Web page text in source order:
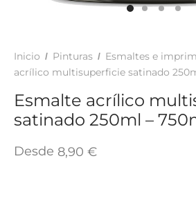
Inicio / Pinturas / Esmaltes e
acrílico multisuperficie satinado
Esmalte acrílico
satinado 250ml –
Desde 8,90 €
TINTES Y MANUALIDADES